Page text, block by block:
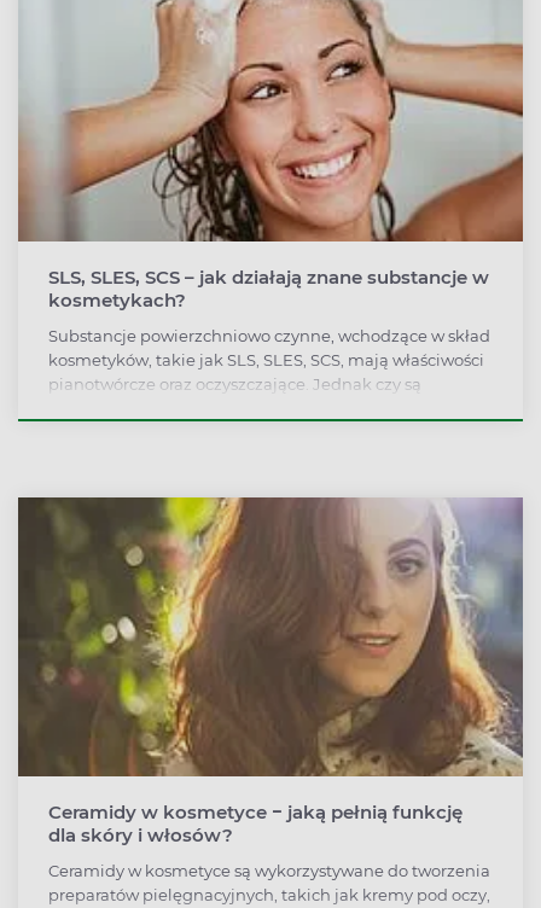
SLS, SLES, SCS – jak działają znane substancje w
kosmetykach?
Substancje powierzchniowo czynne, wchodzące w skład
kosmetyków, takie jak SLS, SLES, SCS, mają właściwości
pianotwórcze oraz oczyszczające. Jednak czy są
Ceramidy w kosmetyce − jaką pełnią funkcję
dla skóry i włosów?
Ceramidy w kosmetyce są wykorzystywane do tworzenia
preparatów pielęgnacyjnych, takich jak kremy pod oczy,